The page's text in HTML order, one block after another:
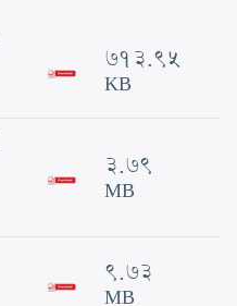
713.95
KB
3.79
MB
9.73
MB